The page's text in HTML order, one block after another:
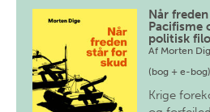
Når
Pacifisme
politisk
Af Morten
(bog + e-bog)
Krige